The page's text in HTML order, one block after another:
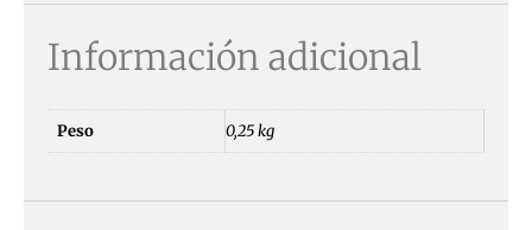
Información adicional
Peso 0,25 kg